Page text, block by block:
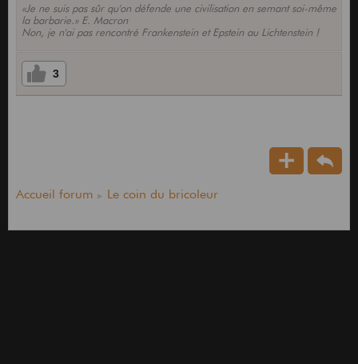
«Je ne suis pas sûr qu'on défende une civilisation en semant soi-même
la barbarie.» E. Macron
Non, je n'ai pas rencontré Frankenstein et Epstein au Lichtenstein !
3
Accueil forum Le coin du bricoleur